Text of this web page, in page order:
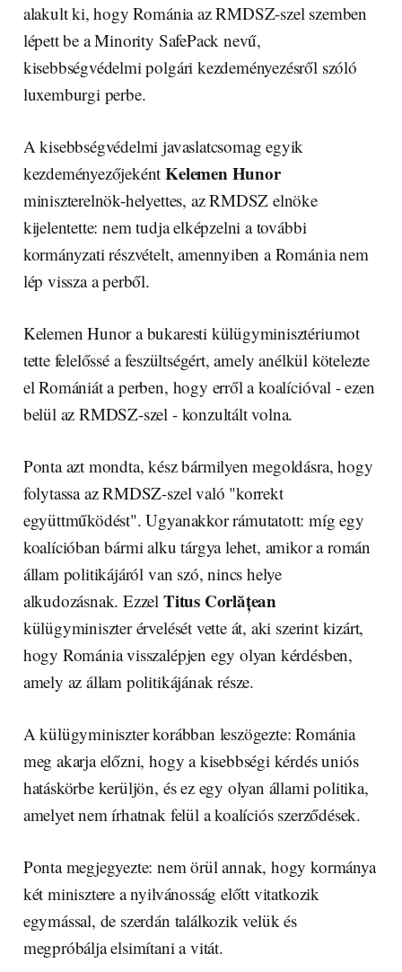
alakult ki, hogy Románia az RMDSZ-szel szemben
lépett be a Minority SafePack nevű,
kisebbségvédelmi polgári kezdeményezésről szóló
luxemburgi perbe.
A kisebbségvédelmi javaslatcsomag egyik
kezdeményezőjekéntKelemen Hunor
miniszterelnök-helyettes, az RMDSZ elnöke
kijelentette: nem tudja elképzelni a további
kormányzati részvételt, amennyiben a Románia nem
lép vissza a perből.
Kelemen Hunor a bukaresti külügyminisztériumot
tette felelőssé a feszültségért, amely anélkül kötelezte
el Romániát a perben, hogy erről a koalícióval - ezen
belül az RMDSZ-szel - konzultált volna.
Ponta azt mondta, kész bármilyen megoldásra, hogy
folytassa az RMDSZ-szel való "korrekt
együttműködést". Ugyanakkor rámutatott: míg egy
koalícióban bármi alku tárgya lehet, amikor a román
állam politikájáról van szó, nincs helye
alkudozásnak. Ezzel Titus Corlățean
külügyminiszter érvelését vette át, aki szerint kizárt,
hogy Románia visszalépjen egy olyan kérdésben,
amely az állam politikájának része.
A külügyminiszter korábban leszögezte: Románia
meg akarja előzni, hogy a kisebbségi kérdés uniós
hatáskörbe kerüljön, és ez egy olyan állami politika,
amelyet nem írhatnak felül a koalíciós szerződések.
Ponta megjegyezte: nem örül annak, hogy kormánya
két minisztere a nyilvánosság előtt vitatkozik
egymással, de szerdán találkozik velük és
megpróbálja elsimítani a vitát.